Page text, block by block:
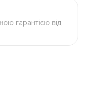
гарантією від